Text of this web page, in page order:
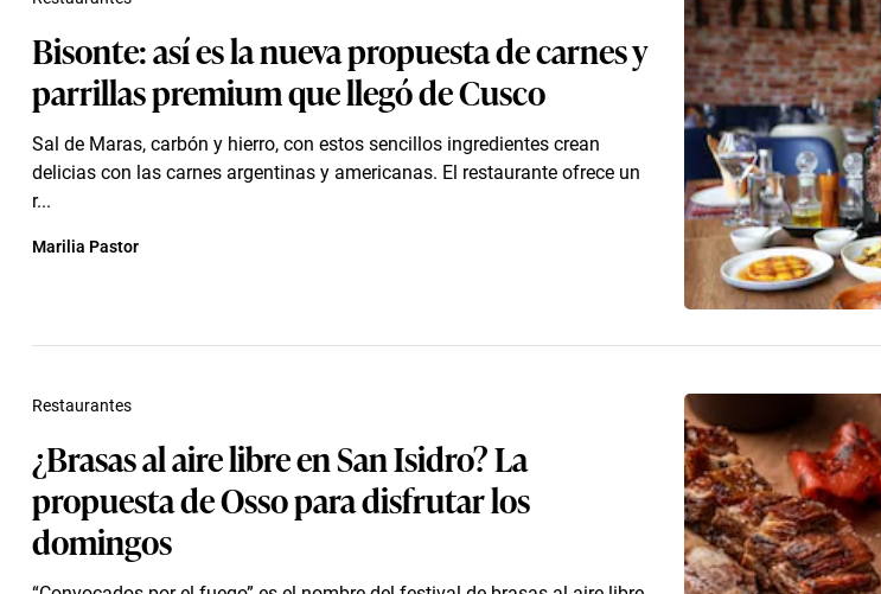
Bisonte: así es la nueva propuesta de carnes y
parrillas premium que llegó de Cusco
Sal de Maras, carbón y hierro, con estos sencillos ingredientes crean
delicias con las carnes argentinas y americanas. El restaurante ofrece un
r...
Marilia Pastor
¿Brasas al aire libre en San Isidro? La
propuesta de Osso para disfrutar los
domingos
Restaurantes